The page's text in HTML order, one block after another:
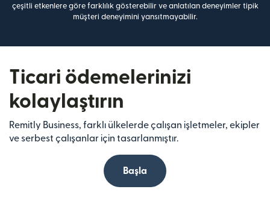
çeşitli etkenlere göre farklılık gösterebilir ve anlatılan deneyimler tipik
müşteri deneyimini yansıtmayabilir.
Ticari ödemelerinizi
kolaylaştırın
Remitly Business, farklı ülkelerde çalışan işletmeler, ekipler
ve serbest çalışanlar için tasarlanmıştır.
Başla